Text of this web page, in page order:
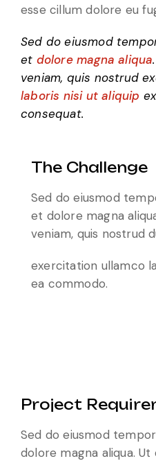
esse cillum dolore eu
Sed do eiusmod
et dolore magna aliqua
veniam, quis nostrud
laboris nisi ut aliquip
consequat.
The Challenge
Sed do eiusmod
et dolore magna
veniam, quis nostrud
exercitation ullamco
ea commodo.
Project
Sed do eiusmod
dolore magna aliqua.